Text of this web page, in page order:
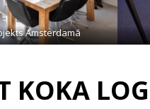
Amsterdamā
KOKA